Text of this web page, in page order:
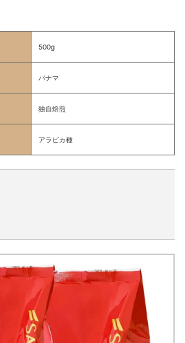
500g
パナマ
独自焙煎
アラビカ種